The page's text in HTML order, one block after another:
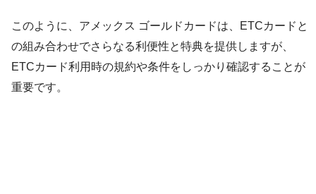
このように、アメックス ゴールドカードは、ETCカードと
の組み合わせでさらなる利便性と特典を提供しますが、
ETCカード利用時の規約や条件をしっかり確認することが
重要です。